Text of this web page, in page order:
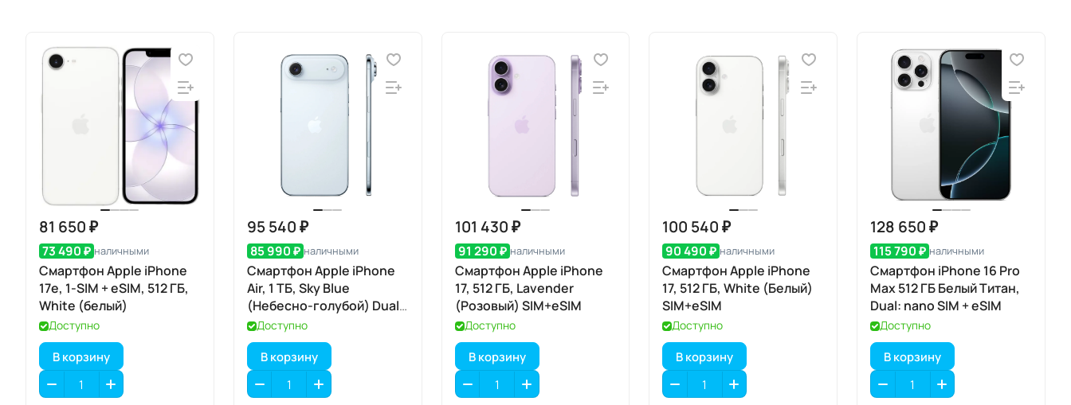
81 650 ₽
73 490 ₽ наличными
Смартфон Apple iPhone
17e, 1-SIM + eSIM, 512 ГБ,
White (белый)
Доступно
В корзину
95 540 ₽
85 990 ₽ наличными
Смартфон Apple iPhone
Air, 1 ТБ, Sky Blue
(Небесно-голубой) Dual
eSIM
Доступно
В корзину
101 430 ₽
91 290 ₽ наличными
Смартфон Apple iPhone
17, 512 ГБ, Lavender
(Розовый) SIM+eSIM
Доступно
В корзину
100 540 ₽
90 490 ₽ наличными
Смартфон Apple iPhone
17, 512 ГБ, White (Белый)
SIM+eSIM
Доступно
В корзину
128 650 ₽
115 790 ₽ наличными
Смартфон iPhone 16 Pro
Max 512 ГБ Белый Титан,
Dual: nano SIM + eSIM
Доступно
В корзину